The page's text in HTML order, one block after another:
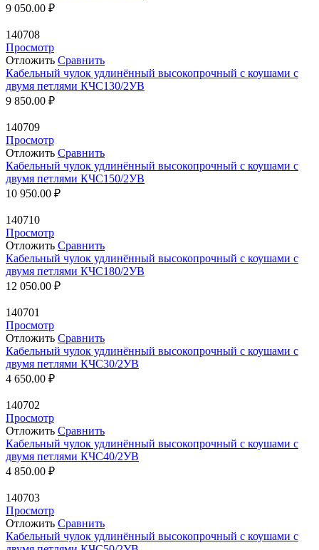
9 050.00 ₽
140708
Просмотр
Отложить Сравнить
Кабельный чулок удлинённый высокопрочный с коушами с
двумя петлями КЧС130/2УВ
9 850.00 ₽
140709
Просмотр
Отложить Сравнить
Кабельный чулок удлинённый высокопрочный с коушами с
двумя петлями КЧС150/2УВ
10 950.00 ₽
140710
Просмотр
Отложить Сравнить
Кабельный чулок удлинённый высокопрочный с коушами с
двумя петлями КЧС180/2УВ
12 050.00 ₽
140701
Просмотр
Отложить Сравнить
Кабельный чулок удлинённый высокопрочный с коушами с
двумя петлями КЧС30/2УВ
4 650.00 ₽
140702
Просмотр
Отложить Сравнить
Кабельный чулок удлинённый высокопрочный с коушами с
двумя петлями КЧС40/2УВ
4 850.00 ₽
140703
Просмотр
Отложить Сравнить
Кабельный чулок удлинённый высокопрочный с коушами с